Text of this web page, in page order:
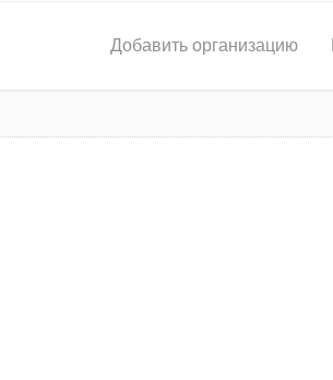
Добавить организацию